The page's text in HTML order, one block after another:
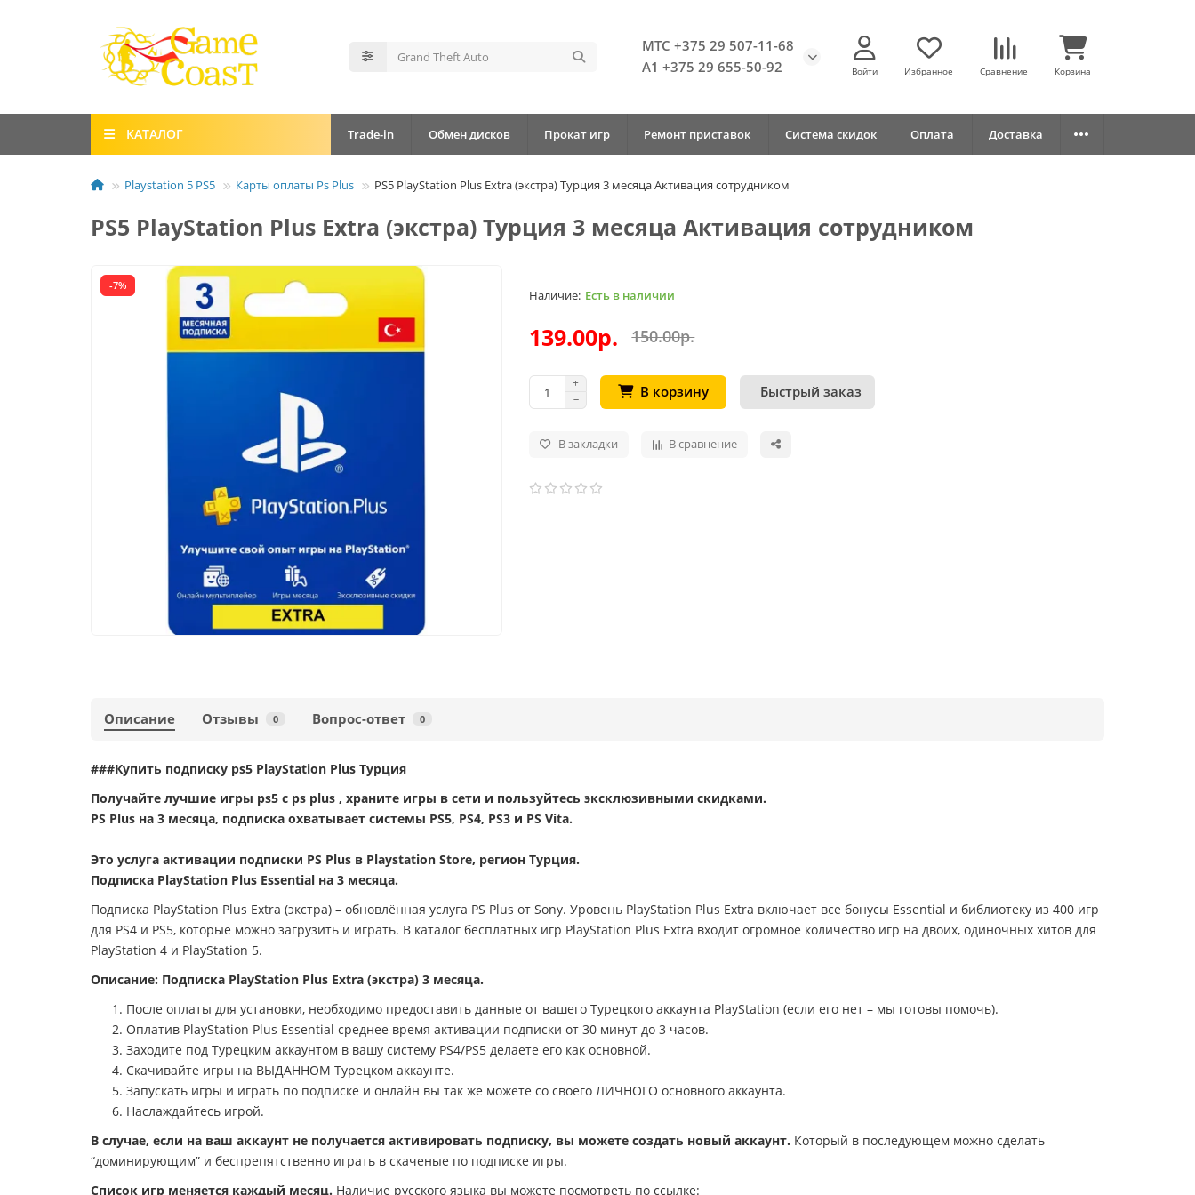
МТС +375 29 507-11-68
А1 +375 29 655-50-92
Войти Избранное Сравнение Корзина
КАТАЛОГ Trade-in Обмен дисков Прокат игр Ремонт приставок Система скидок Оплата Доставка
Playstation 5 PS5 Карты оплаты Ps Plus PS5 PlayStation Plus Extra (экстра) Турция 3 месяца Активация сотрудником
PS5 PlayStation Plus Extra (экстра) Турция 3 месяца Активация сотрудником
-7%
Есть в наличии
139.00р. 150.00р.
В корзину Быстрый заказ
В закладки В сравнение
Описание Отзывы 0 Вопрос-ответ 0
###Купить подписку ps5 PlayStation Plus Турция
Получайте лучшие игры ps5 c ps plus , храните игры в сети и пользуйтесь эксклюзивными скидками.
PS Plus на 3 месяца, подписка охватывает системы PS5, PS4, PS3 и PS Vita.
Это услуга активации подписки PS Plus в Playstation Store, регион Турция.
Подписка PlayStation Plus Essential на 3 месяца.
Подписка PlayStation Plus Extra (экстра) – обновлённая услуга PS Plus от Sony. Уровень PlayStation Plus Extra включает все бонусы Essential и библиотеку из 400 игр
для PS4 и PS5, которые можно загрузить и играть. В каталог бесплатных игр PlayStation Plus Extra входит огромное количество игр на двоих, одиночных хитов для
PlayStation 4 и PlayStation 5.
Описание: Подписка PlayStation Plus Extra (экстра) 3 месяца.
После оплаты для установки, необходимо предоставить данные от вашего Турецкого аккаунта PlayStation (если его нет – мы готовы помочь).
Оплатив PlayStation Plus Essential среднее время активации подписки от 30 минут до 3 часов.
Заходите под Турецким аккаунтом в вашу систему PS4/PS5 делаете его как основной.
Скачивайте игры на ВЫДАННОМ Турецком аккаунте.
Запускать игры и играть по подписке и онлайн вы так же можете со своего ЛИЧНОГО основного аккаунта.
Наслаждайтесь игрой.
В случае, если на ваш аккаунт не получается активировать подписку, вы можете создать новый аккаунт. Который в последующем можно сделать
“доминирующим” и беспрепятственно играть в скаченые по подписке игры.
Список игр меняется каждый месяц. Наличие русского языка вы можете посмотреть по ссылке: